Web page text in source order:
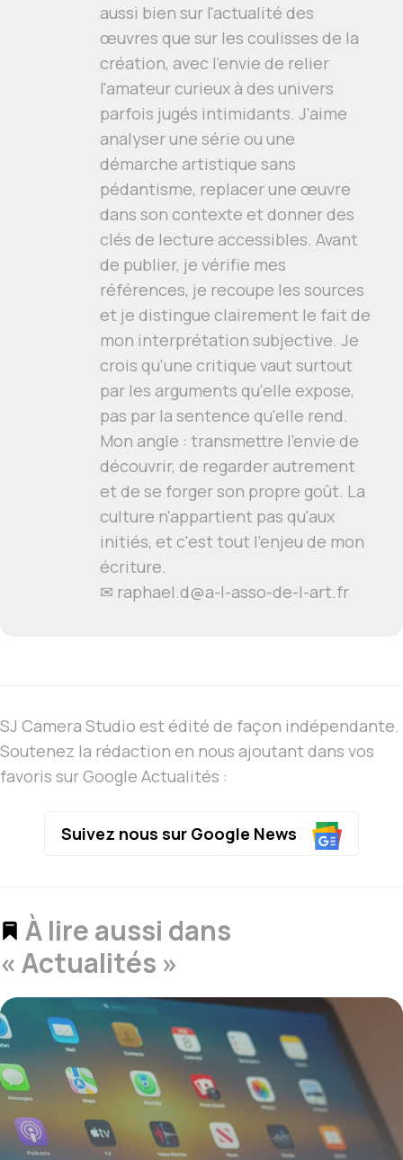
aussi bien sur l'actualité des
œuvres que sur les coulisses de la
création, avec l'envie de relier
l'amateur curieux à des univers
parfois jugés intimidants. J'aime
analyser une série ou une
démarche artistique sans
pédantisme, replacer une œuvre
dans son contexte et donner des
clés de lecture accessibles. Avant
de publier, je vérifie mes
références, je recoupe les sources
et je distingue clairement le fait de
mon interprétation subjective. Je
crois qu'une critique vaut surtout
par les arguments qu'elle expose,
pas par la sentence qu'elle rend.
Mon angle : transmettre l'envie de
découvrir, de regarder autrement
et de se forger son propre goût. La
culture n'appartient pas qu'aux
initiés, et c'est tout l'enjeu de mon
écriture.
✉ raphael.d@a-l-asso-de-l-art.fr
SJ Camera Studio est édité de façon indépendante.
Soutenez la rédaction en nous ajoutant dans vos
favoris sur Google Actualités :
Suivez nous sur Google News
À lire aussi dans
« Actualités »